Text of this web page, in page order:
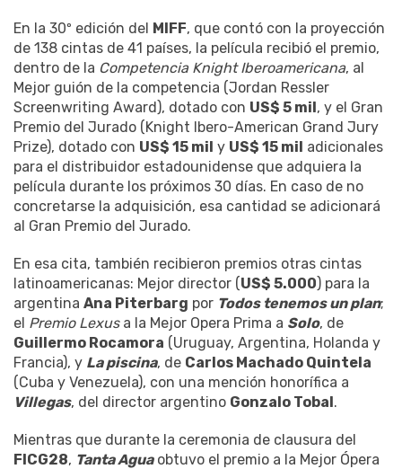
En la 30º edición del MIFF, que contó con la proyección
de 138 cintas de 41 países, la película recibió el premio,
dentro de la Competencia Knight Iberoamericana, al
Mejor guión de la competencia (Jordan Ressler
Screenwriting Award), dotado con US$ 5 mil, y el Gran
Premio del Jurado (Knight Ibero-American Grand Jury
Prize), dotado con US$ 15 mil y US$ 15 mil adicionales
para el distribuidor estadounidense que adquiera la
película durante los próximos 30 días. En caso de no
concretarse la adquisición, esa cantidad se adicionará
al Gran Premio del Jurado.
En esa cita, también recibieron premios otras cintas
latinoamericanas: Mejor director (US$ 5.000) para la
argentina Ana Piterbarg por Todos tenemos un plan;
el Premio Lexusa la Mejor Opera Prima a Solo, de
Guillermo Rocamora (Uruguay, Argentina, Holanda y
Francia), y La piscina, de Carlos Machado Quintela
(Cuba y Venezuela), con una mención honorífica a
Villegas, del director argentino Gonzalo Tobal.
Mientras que durante la ceremonia de clausura del
FICG28, Tanta Aguaobtuvo el premio a la Mejor Ópera